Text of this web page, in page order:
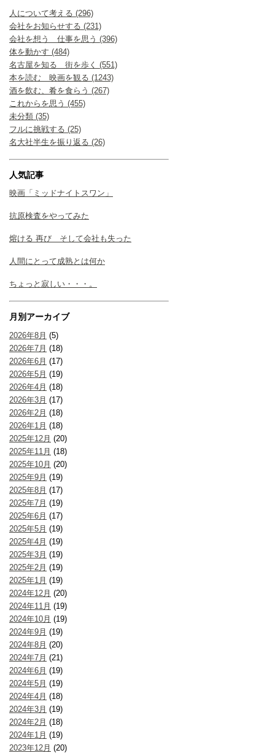
人について考える (296)
会社をお知らせする (231)
会社を想う 仕事を思う (396)
体を動かす (484)
名古屋を知る 街を歩く (551)
本を読む 映画を観る (1243)
酒を飲む、肴を食らう (267)
これからを思う (455)
未分類 (35)
フルに挑戦する (25)
名大社半生を振り返る (26)
人気記事
映画「ミッドナイトスワン」
抗原検査をやってみた
熔ける 再び そして会社も失った
人間にとって成熟とは何か
ちょっと寂しい・・・。
月別アーカイブ
2026年8月 (5)
2026年7月 (18)
2026年6月 (17)
2026年5月 (19)
2026年4月 (18)
2026年3月 (17)
2026年2月 (18)
2026年1月 (18)
2025年12月 (20)
2025年11月 (18)
2025年10月 (20)
2025年9月 (19)
2025年8月 (17)
2025年7月 (19)
2025年6月 (17)
2025年5月 (19)
2025年4月 (19)
2025年3月 (19)
2025年2月 (19)
2025年1月 (19)
2024年12月 (20)
2024年11月 (19)
2024年10月 (19)
2024年9月 (19)
2024年8月 (20)
2024年7月 (21)
2024年6月 (19)
2024年5月 (19)
2024年4月 (18)
2024年3月 (19)
2024年2月 (18)
2024年1月 (19)
2023年12月 (20)